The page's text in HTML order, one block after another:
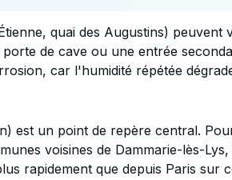
quai des Augustins) peuvent
de cave ou une entrée
car l'humidité répétée
est un point de repère central.
voisines de Dammarie-lès-
rapidement que depuis Paris sur